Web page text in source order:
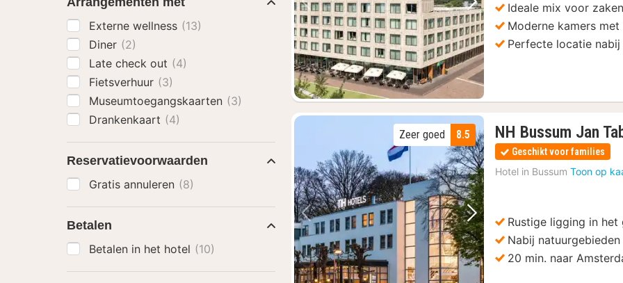
Vorige foto Volgende foto
Ideale mix voor
Moderne kamers
Perfecte locatie
Vorige foto Volgende foto
8.5
Zeer goed NH Bussum Jan
Geschikt voor families
Hotel in Bussum Toon op
Rustige ligging in het
Nabij
20 min. naar
Externe wellness (13)
Diner (2)
Late check out (4)
Fietsverhuur (3)
Museumtoegangskaarten (3)
Drankenkaart (4)
Reservatievoorwaarden
Gratis annuleren (8)
Betalen
Betalen in het hotel (10)